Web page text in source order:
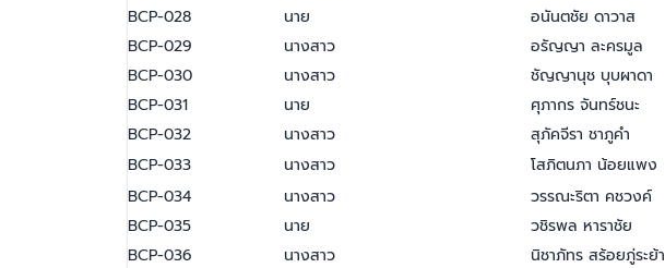
BCP-028
นาย อนันตชัย ดาวาส
BCP-029
นางสาว อรัญญา ละครมูล
BCP-030
นางสาว ชัญญานุช บุบผาดา
BCP-031
นาย ศุภากร จันทร์ชนะ
BCP-032
นางสาว สุภัคจีรา ชาภูคำ
BCP-033
นางสาว โสภิตนภา น้อยแพง
BCP-034
นางสาว วรรณะริตา คชวงค์
BCP-035
นาย วชิรพล หาราชัย
BCP-036
นางสาว นิชาภัทร สร้อยภู่ระย้า